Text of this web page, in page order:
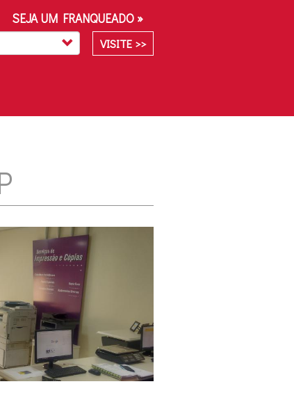
SEJA UM FRANQUEADO »
VISITE >>